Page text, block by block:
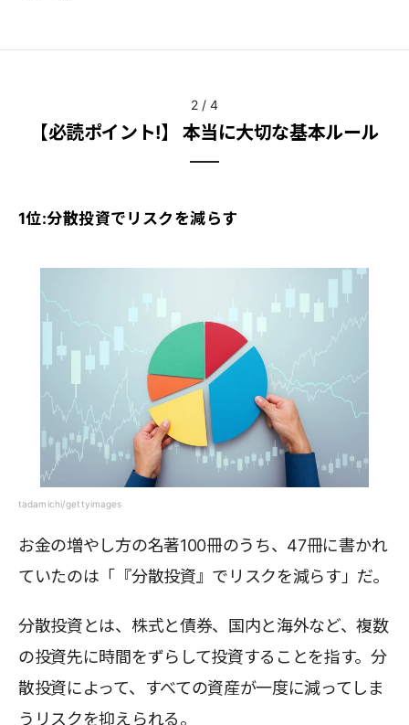
2 / 4
【必読ポイント!】 本当に大切な基本ルール
1位:分散投資でリスクを減らす
tadamichi/gettyimages
お金の増やし方の名著100冊のうち、47冊に書かれ
ていたのは「『分散投資』でリスクを減らす」だ。
分散投資とは、株式と債券、国内と海外など、複数
の投資先に時間をずらして投資することを指す。分
散投資によって、すべての資産が一度に減ってしま
うリスクを抑えられる。